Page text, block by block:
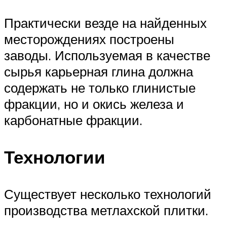
Практически везде на найденных
месторождениях построены
заводы. Используемая в качестве
сырья карьерная глина должна
содержать не только глинистые
фракции, но и окись железа и
карбонатные фракции.
Технологии
Существует несколько технологий
производства метлахской плитки.